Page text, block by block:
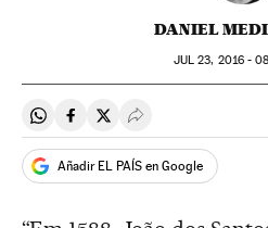
DANIEL
JUL 23, 2016 -
Compartir en Whatsapp
Compartir en Facebook
Compartir en Twitter
Desplegar Redes
Añadir EL PAÍS en Google